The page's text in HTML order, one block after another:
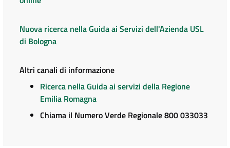
Nuova ricerca nella Guida ai Servizi dell'Azienda USL
di Bologna
Altri canali di informazione
Ricerca nella Guida ai servizi della Regione
Emilia Romagna
Chiama il Numero Verde Regionale 800 033033